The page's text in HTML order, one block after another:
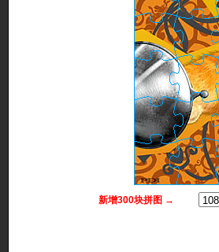
新增300块拼图 →